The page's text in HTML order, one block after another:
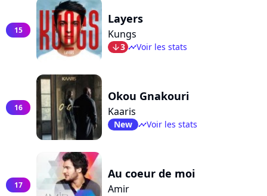
15
Layers
Kungs
arrow_bot3 timelineVoir les stats
16
Okou Gnakouri
Kaaris
New timelineVoir les stats
17
Au coeur de moi
Amir